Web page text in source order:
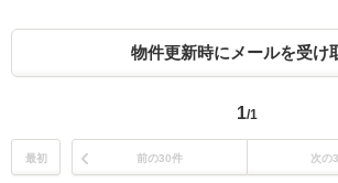
物件更新時にメールを受け
1/1
最初 前の30件 次の